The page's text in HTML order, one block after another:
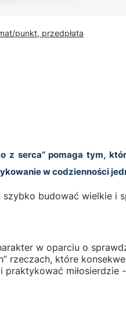
punkt, przedpłata
z serca” pomaga tym,
w codzienności
budować wielkie i
w oparciu o
rzeczach, które
praktykować